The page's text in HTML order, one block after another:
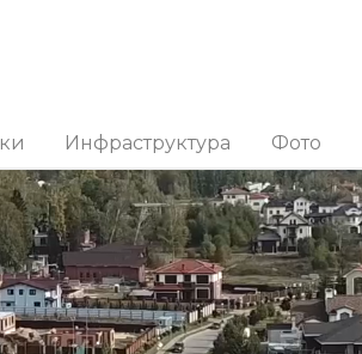
Инфраструктура Фото